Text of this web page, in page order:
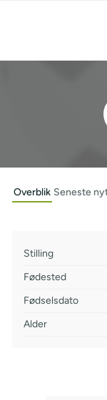
Overblik Seneste
Stilling
Fødested
Fødselsdato
Alder